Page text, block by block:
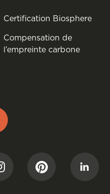
Certification Biosphere
Compensation de
l’empreinte carbone